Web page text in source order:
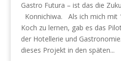
Gastro Futura – ist das die
Konnichiwa. Als ich mich mit
Koch zu lernen, gab es das
der Hotellerie und
dieses Projekt in den späten...